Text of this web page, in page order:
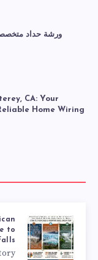
ورشة حداد متخصصة
CA: Your
Home Wiring
to